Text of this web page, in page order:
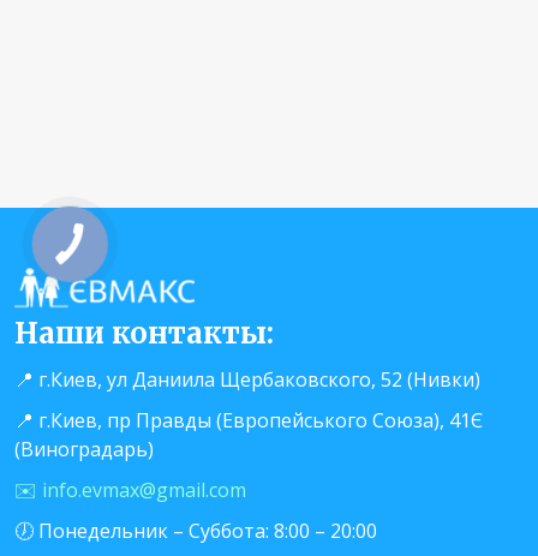
Наши контакты:
📍 г.Киев, ул Даниила Щербаковского, 52 (Нивки)
📍 г.Киев, пр Правды (Европейського Союза), 41Є
(Виноградарь)
✉️ info.evmax@gmail.com
🕖 Понедельник – Суббота: 8:00 – 20:00